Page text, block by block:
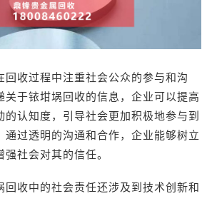
回收过程中注重社会公众的参与和沟
关于铱坩埚回收的信息，企业可以提高
的认知度，引导社会更加积极地参与到
通过透明的沟通和合作，企业能够树立
社会对其的信任。
回收中的社会责任还涉及到技术创新和